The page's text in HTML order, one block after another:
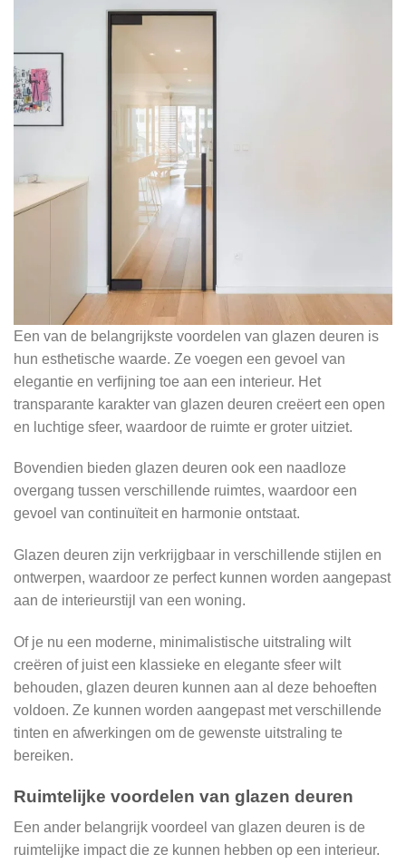
Een van de belangrijkste voordelen van glazen deuren is
hun esthetische waarde. Ze voegen een gevoel van
elegantie en verfijning toe aan een interieur. Het
transparante karakter van glazen deuren creëert een open
en luchtige sfeer, waardoor de ruimte er groter uitziet.
Bovendien bieden glazen deuren ook een naadloze
overgang tussen verschillende ruimtes, waardoor een
gevoel van continuïteit en harmonie ontstaat.
Glazen deuren zijn verkrijgbaar in verschillende stijlen en
ontwerpen, waardoor ze perfect kunnen worden aangepast
aan de interieurstijl van een woning.
Of je nu een moderne, minimalistische uitstraling wilt
creëren of juist een klassieke en elegante sfeer wilt
behouden, glazen deuren kunnen aan al deze behoeften
voldoen. Ze kunnen worden aangepast met verschillende
tinten en afwerkingen om de gewenste uitstraling te
bereiken.
Ruimtelijke voordelen van glazen deuren
Een ander belangrijk voordeel van glazen deuren is de
ruimtelijke impact die ze kunnen hebben op een interieur.